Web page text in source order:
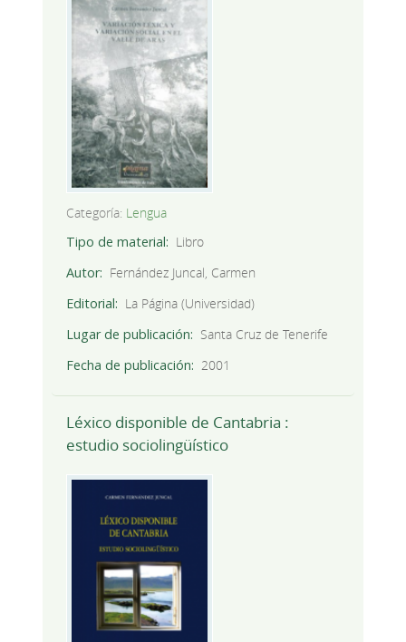
Categoría: Lengua
Tipo de material
Libro
Autor
Fernández Juncal, Carmen
Editorial
La Página (Universidad)
Lugar de publicación
Santa Cruz de Tenerife
Fecha de publicación
2001
Léxico disponible de Cantabria :
estudio sociolingüístico